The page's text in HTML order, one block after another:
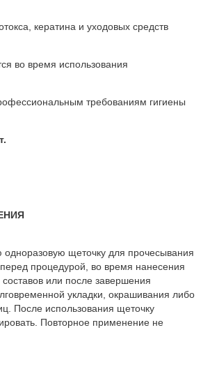
кератина и уходовых средств
во время использования
требованиям гигиены
одноразовую щеточку для прочесывания
процедурой, во время нанесения
или после завершения
укладки, окрашивания либо
После использования щеточку
Повторное применение не